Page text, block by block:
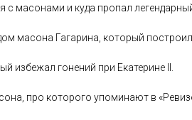
с масонами и куда пропал
масона Гагарина, который
избежал гонений при Екатерине II.
про которого упоминают в